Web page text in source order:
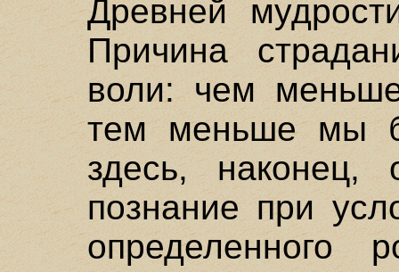
Древней
Причина
воли: чем
тем меньше мы
здесь, наконец,
познание при
определенного